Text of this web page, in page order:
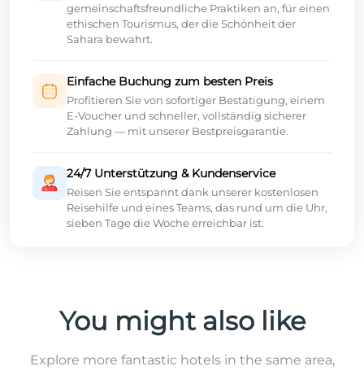
gemeinschaftsfreundliche Praktiken an, für einen
ethischen Tourismus, der die Schönheit der
Sahara bewahrt.
Einfache Buchung zum besten Preis
Profitieren Sie von sofortiger Bestätigung, einem
E-Voucher und schneller, vollständig sicherer
Zahlung — mit unserer Bestpreisgarantie.
24/7 Unterstützung & Kundenservice
Reisen Sie entspannt dank unserer kostenlosen
Reisehilfe und eines Teams, das rund um die Uhr,
sieben Tage die Woche erreichbar ist.
You might also like
Explore more fantastic hotels in the same area,